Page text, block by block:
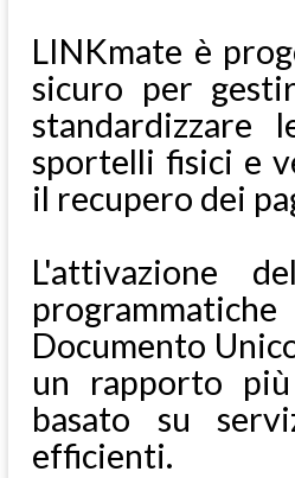
LINKmate è
sicuro per
standardizzare
sportelli fisici e
il recupero dei
L'attivazione
Documento
un rapporto
basato su
efficienti.